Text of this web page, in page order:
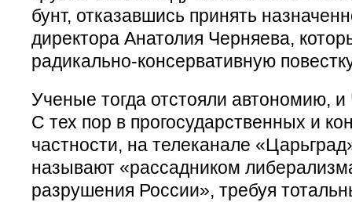
бунт, отказавшись принять
директора Анатолия Черняева,
радикально-консервативную
Ученые тогда отстояли автономию, и
С тех пор в прогосударственных и
частности, на телеканале
называют «рассадником
разрушения России», требуя